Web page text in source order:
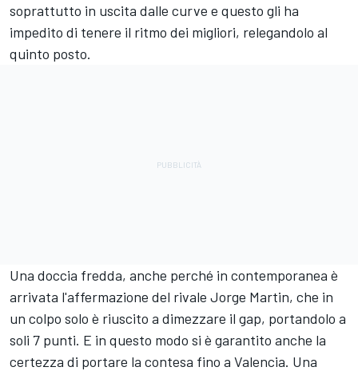
soprattutto in uscita dalle curve e questo gli ha
impedito di tenere il ritmo dei migliori, relegandolo al
quinto posto.
Una doccia fredda, anche perché in contemporanea è
arrivata l'affermazione del rivale Jorge Martin, che in
un colpo solo è riuscito a dimezzare il gap, portandolo a
soli 7 punti. E in questo modo si è garantito anche la
certezza di portare la contesa fino a Valencia. Una